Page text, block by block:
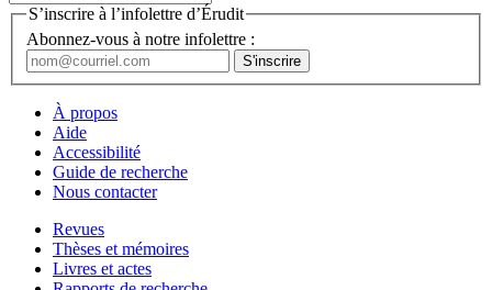
S’inscrire à l’infolettre d’Érudit
Abonnez-vous à notre infolettre :
À propos
Aide
Accessibilité
Guide de recherche
Nous contacter
Revues
Thèses et mémoires
Livres et actes